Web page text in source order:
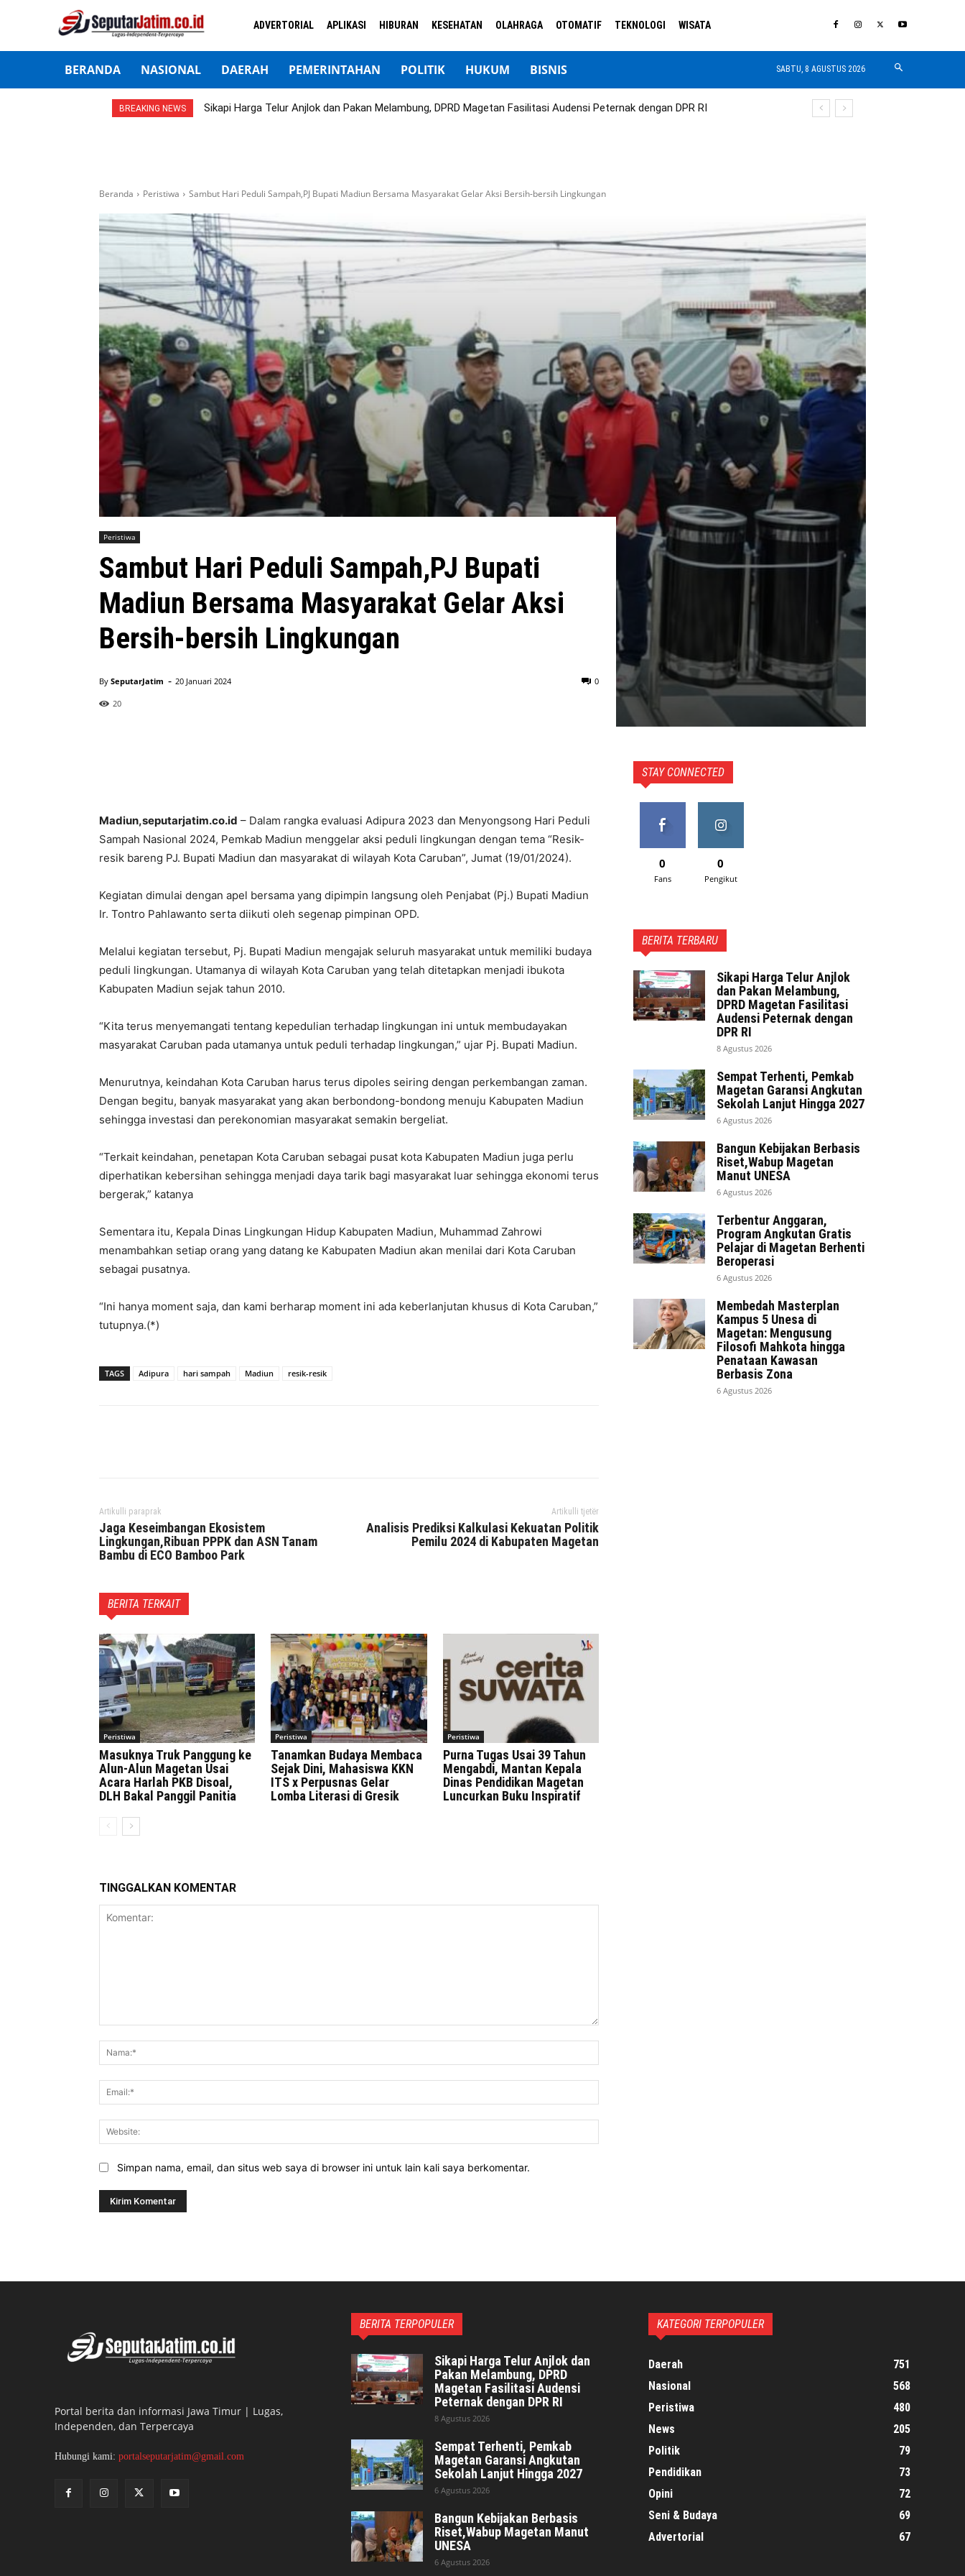
ADVERTORIAL APLIKASI HIBURAN KESEHATAN OLAHRAGA OTOMATIF TEKNOLOGI WISATA
BERANDA NASIONAL DAERAH PEMERINTAHAN POLITIK HUKUM BISNIS SABTU, 8 AGUSTUS 2026
BREAKING NEWS Sikapi Harga Telur Anjlok dan Pakan Melambung, DPRD Magetan Fasilitasi Audensi Peternak dengan DPR RI
Beranda Peristiwa Sambut Hari Peduli Sampah,PJ Bupati Madiun Bersama Masyarakat Gelar Aksi Bersih-bersih Lingkungan
Peristiwa
Sambut Hari Peduli Sampah,PJ Bupati
Madiun Bersama Masyarakat Gelar Aksi
Bersih-bersih Lingkungan
By SeputarJatim - 0
20 Januari 2024
20
Madiun,seputarjatim.co.id – Dalam rangka evaluasi Adipura 2023 dan Menyongsong Hari Peduli
Sampah Nasional 2024, Pemkab Madiun menggelar aksi peduli lingkungan dengan tema “Resik-
resik bareng PJ. Bupati Madiun dan masyarakat di wilayah Kota Caruban”, Jumat (19/01/2024).
Kegiatan dimulai dengan apel bersama yang dipimpin langsung oleh Penjabat (Pj.) Bupati Madiun
Ir. Tontro Pahlawanto serta diikuti oleh segenap pimpinan OPD.
Melalui kegiatan tersebut, Pj. Bupati Madiun mengajak seluruh masyarakat untuk memiliki budaya
peduli lingkungan. Utamanya di wilayah Kota Caruban yang telah ditetapkan menjadi ibukota
Kabupaten Madiun sejak tahun 2010.
“Kita terus menyemangati tentang kepedulian terhadap lingkungan ini untuk membudayakan
masyarakat Caruban pada utamanya untuk peduli terhadap lingkungan,” ujar Pj. Bupati Madiun.
Menurutnya, keindahan Kota Caruban harus terus dipoles seiring dengan perkembangan zaman.
Dengan begitu, banyak masyarakat yang akan berbondong-bondong menuju Kabupaten Madiun
sehingga investasi dan perekonomian masyarakat semakin bergeliat.
“Terkait keindahan, penetapan Kota Caruban sebagai pusat kota Kabupaten Madiun juga perlu
diperhatikan kebersihan sehingga menjadi daya tarik bagi masyarakat luar sehingga ekonomi terus
bergerak,” katanya
Sementara itu, Kepala Dinas Lingkungan Hidup Kabupaten Madiun, Muhammad Zahrowi
menambahkan setiap orang yang datang ke Kabupaten Madiun akan menilai dari Kota Caruban
sebagai pusatnya.
“Ini hanya moment saja, dan kami berharap moment ini ada keberlanjutan khusus di Kota Caruban,”
tutupnya.(*)
TAGS Adipura hari sampah Madiun resik-resik
Artikulli paraprak
Jaga Keseimbangan Ekosistem
Lingkungan,Ribuan PPPK dan ASN Tanam
Bambu di ECO Bamboo Park
Artikulli tjetër
Analisis Prediksi Kalkulasi Kekuatan Politik
Pemilu 2024 di Kabupaten Magetan
BERITA TERKAIT
Peristiwa
Masuknya Truk Panggung ke
Alun-Alun Magetan Usai
Acara Harlah PKB Disoal,
DLH Bakal Panggil Panitia
Peristiwa
Tanamkan Budaya Membaca
Sejak Dini, Mahasiswa KKN
ITS x Perpusnas Gelar
Lomba Literasi di Gresik
Peristiwa
Purna Tugas Usai 39 Tahun
Mengabdi, Mantan Kepala
Dinas Pendidikan Magetan
Luncurkan Buku Inspiratif
TINGGALKAN KOMENTAR
Simpan nama, email, dan situs web saya di browser ini untuk lain kali saya berkomentar.
STAY CONNECTED
0
Fans
0
Pengikut
BERITA TERBARU
Sikapi Harga Telur Anjlok
dan Pakan Melambung,
DPRD Magetan Fasilitasi
Audensi Peternak dengan
DPR RI
8 Agustus 2026
Sempat Terhenti, Pemkab
Magetan Garansi Angkutan
Sekolah Lanjut Hingga 2027
6 Agustus 2026
Bangun Kebijakan Berbasis
Riset,Wabup Magetan
Manut UNESA
6 Agustus 2026
Terbentur Anggaran,
Program Angkutan Gratis
Pelajar di Magetan Berhenti
Beroperasi
6 Agustus 2026
Membedah Masterplan
Kampus 5 Unesa di
Magetan: Mengusung
Filosofi Mahkota hingga
Penataan Kawasan
Berbasis Zona
6 Agustus 2026
Portal berita dan informasi Jawa Timur | Lugas,
Independen, dan Terpercaya
Hubungi kami: portalseputarjatim@gmail.com
BERITA TERPOPULER
Sikapi Harga Telur Anjlok dan
Pakan Melambung, DPRD
Magetan Fasilitasi Audensi
Peternak dengan DPR RI
8 Agustus 2026
Sempat Terhenti, Pemkab
Magetan Garansi Angkutan
Sekolah Lanjut Hingga 2027
6 Agustus 2026
Bangun Kebijakan Berbasis
Riset,Wabup Magetan Manut
UNESA
6 Agustus 2026
KATEGORI TERPOPULER
Daerah
751
Nasional
568
Peristiwa
480
News
205
Politik
79
Pendidikan
73
Opini
72
Seni & Budaya
69
Advertorial
67